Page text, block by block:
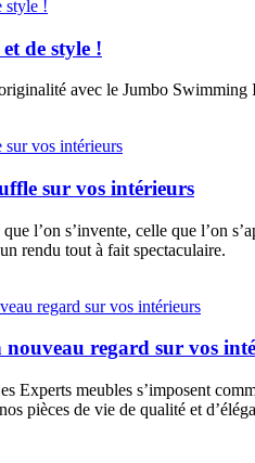
de style !
avec le Jumbo
sur vos intérieurs
l’on s’invente, celle que l’on
rendu tout à fait spectaculaire.
regard sur vos
Experts meubles s’imposent
pièces de vie de qualité et